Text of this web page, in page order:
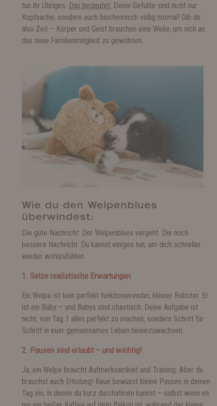
tun ihr Übriges. Das bedeutet: Deine Gefühle sind nicht nur
Kopfsache, sondern auch biochemisch völlig normal! Gib dir
also Zeit – Körper und Geist brauchen eine Weile, um sich an
das neue Familienmitglied zu gewöhnen.
Wie du den Welpenblues
überwindest:
Die gute Nachricht: Der Welpenblues vergeht. Die noch
bessere Nachricht: Du kannst einiges tun, um dich schneller
wieder wohlzufühlen.
1. Setze realistische Erwartungen
Ein Welpe ist kein perfekt funktionierender, kleiner Roboter. Er
ist ein Baby – und Babys sind chaotisch. Deine Aufgabe ist
nicht, von Tag 1 alles perfekt zu machen, sondern Schritt für
Schritt in euer gemeinsames Leben hineinzuwachsen.
2. Pausen sind erlaubt – und wichtig!
Ja, ein Welpe braucht Aufmerksamkeit und Training. Aber du
brauchst auch Erholung! Baue bewusst kleine Pausen in deinen
Tag ein, in denen du kurz durchatmen kannst – selbst wenn es